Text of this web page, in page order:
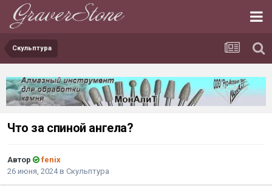
Скульптура
Что за спиной ангела?
Автор
fenix
26 июня, 2024в Скульптура